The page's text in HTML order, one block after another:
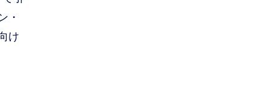
・
け